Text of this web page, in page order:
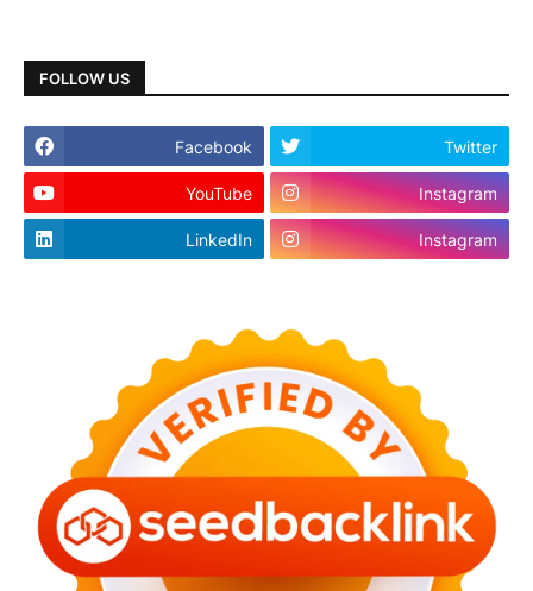
FOLLOW US
Facebook Twitter
YouTube Instagram
LinkedIn Instagram